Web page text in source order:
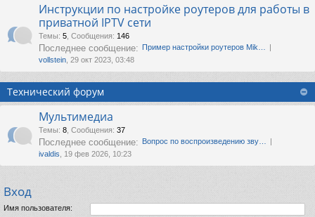
Инструкции по настройке роутеров для работы в
приватной IPTV сети
Темы: 5 Сообщения: 146
Последнее сообщение: Пример настройки роутеров Mik…
vollstein , 29 окт 2023, 03:48
Технический форум
Мультимедиа
Темы: 8 Сообщения: 37
Последнее сообщение: Вопрос по воспроизведению зву…
ivaldis , 19 фев 2026, 10:23
Вход
Имя пользователя: